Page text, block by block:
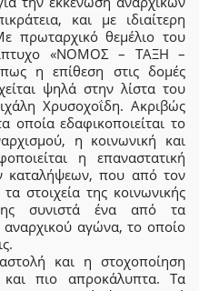
και με ιδιαίτερη
πρωταρχικό θεμέλιο του
«ΝΟΜΟΣ – ΤΑΞΗ –
η επίθεση στις δομές
ψηλά στην λίστα του
Χρυσοχοΐδη. Ακριβώς
οποία εδαφικοποιείται το
η κοινωνική και
η επαναστατική
καταλήψεων, που από τον
στοιχεία της κοινωνικής
συνιστά ένα από τα
αναρχικού αγώνα, το οποίο
και η στοχοποίηση
και πιο απροκάλυπτα. Τα